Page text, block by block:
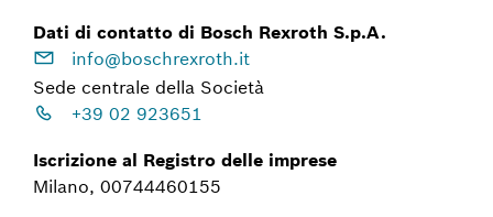
Dati di contatto di Bosch Rexroth S.p.A.
info@boschrexroth.it
Sede centrale della Società
+39 02 923651
Iscrizione al Registro delle imprese
Milano, 00744460155